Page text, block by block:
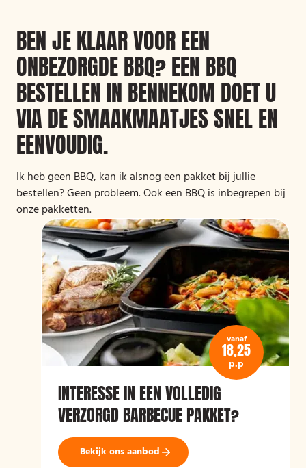
BEN JE KLAAR VOOR EEN
ONBEZORGDE BBQ? EEN BBQ
BESTELLEN IN BENNEKOM DOET U
VIA DE SMAAKMAATJES SNEL EN
EENVOUDIG.
Ik heb geen BBQ, kan ik alsnog een pakket bij jullie
bestellen? Geen probleem. Ook een BBQ is inbegrepen bij
onze pakketten.
vanaf
18,25
p.p
INTERESSE IN EEN VOLLEDIG
VERZORGD BARBECUE PAKKET?
Bekijk ons aanbod